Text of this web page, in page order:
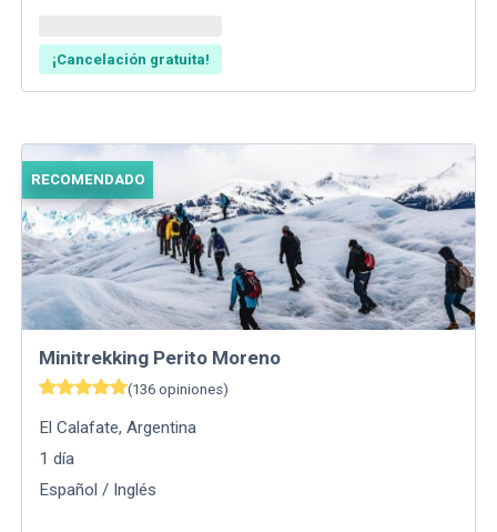
¡Cancelación gratuita!
RECOMENDADO
Minitrekking Perito Moreno
(136 opiniones)
El Calafate,Argentina
1 día
Español / Inglés